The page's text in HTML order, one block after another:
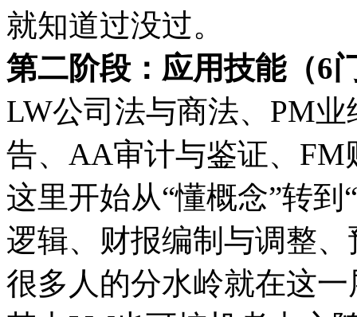
就知道过没过。
第二阶段：应用技能（6
LW公司法与商法、PM
告、AA审计与鉴证、FM
这里开始从“懂概念”转
逻辑、财报编制与调整
很多人的分水岭就在这一